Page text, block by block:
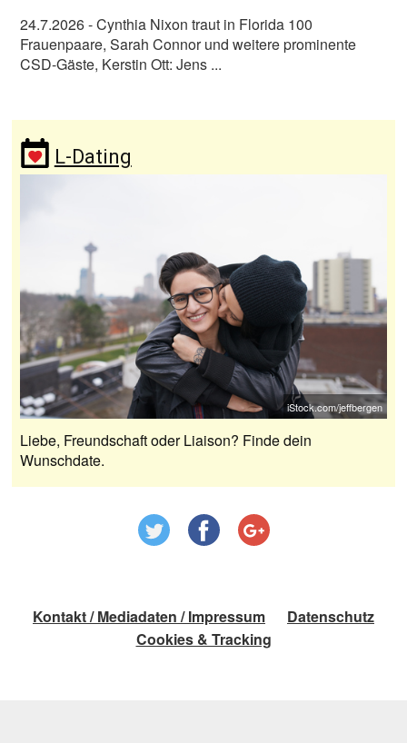
24.7.2026- Cynthia Nixon traut in Florida 100
Frauenpaare, Sarah Connor und weitere prominente
CSD-Gäste, Kerstin Ott: Jens ...
L-Dating
iStock.com/jeffbergen
Liebe, Freundschaft oder Liaison? Finde dein
Wunschdate.
Kontakt / Mediadaten / Impressum
Datenschutz
Cookies & Tracking